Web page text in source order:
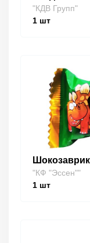
"КДВ Групп"
1 шт
"КФ "Эссен""
1 шт